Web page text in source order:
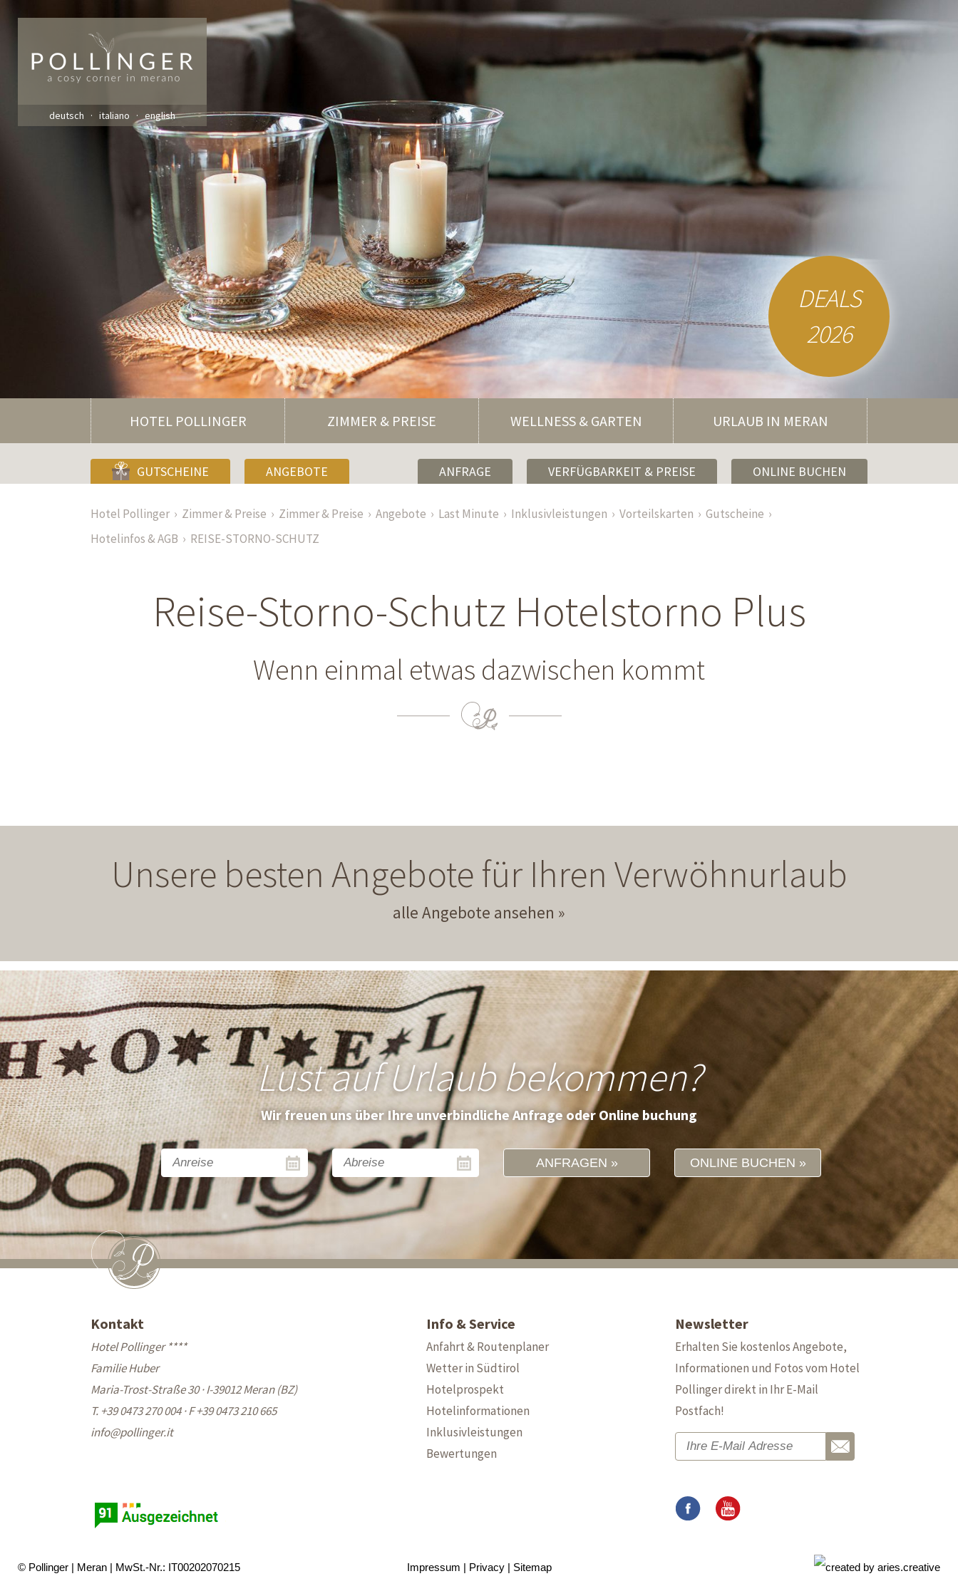
deutsch italiano english
DEALS
2026
HOTEL POLLINGER ZIMMER & PREISE WELLNESS & GARTEN URLAUB IN MERAN
GUTSCHEINE ANGEBOTE ONLINE BUCHEN
VERFÜGBARKEIT & PREISE
ANFRAGE
Hotel Pollinger Zimmer & Preise Zimmer & Preise Angebote Last Minute Inklusivleistungen Vorteilskarten
Gutscheine
Hotelinfos & AGB
REISE-STORNO-SCHUTZ
Reise-Storno-Schutz Hotelstorno Plus
Wenn einmal etwas dazwischen kommt
Unsere besten Angebote für Ihren Verwöhnurlaub
alle Angebote ansehen
Lust auf Urlaub bekommen?
Wir freuen uns über Ihre unverbindliche Anfrage oder Online buchung
ANFRAGEN ONLINE BUCHEN
Kontakt
Hotel Pollinger ****
Familie Huber
Maria-Trost-Straße 30 · I-39012 Meran (BZ)
T. +39 0473 270 004·F +39 0473 210 665
info@pollinger.it
Info & Service
Anfahrt & Routenplaner
Wetter in Südtirol
Hotelprospekt
Hotelinformationen
Inklusivleistungen
Bewertungen
Newsletter
Erhalten Sie kostenlos Angebote,
Informationen und Fotos vom Hotel
Pollinger direkt in Ihr E-Mail
Postfach!
© Pollinger Meran MwSt.-Nr.: IT00202070215 Impressum Privacy Sitemap